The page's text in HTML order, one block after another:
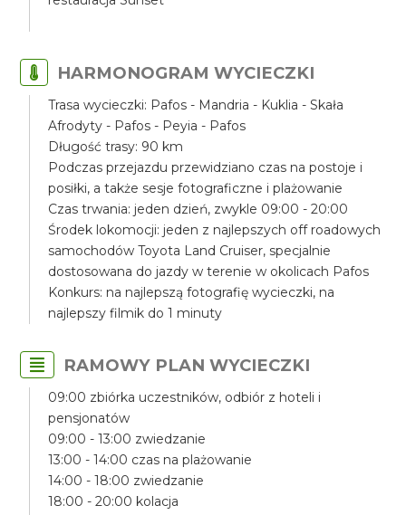
HARMONOGRAM WYCIECZKI
Trasa wycieczki: Pafos - Mandria - Kuklia - Skała
Afrodyty - Pafos - Peyia - Pafos
Długość trasy: 90 km
Podczas przejazdu przewidziano czas na postoje i
posiłki, a także sesje fotograficzne i plażowanie
Czas trwania: jeden dzień, zwykle 09:00 - 20:00
Środek lokomocji: jeden z najlepszych off roadowych
samochodów Toyota Land Cruiser, specjalnie
dostosowana do jazdy w terenie w okolicach Pafos
Konkurs: na najlepszą fotografię wycieczki, na
najlepszy filmik do 1 minuty
RAMOWY PLAN WYCIECZKI
09:00 zbiórka uczestników, odbiór z hoteli i
pensjonatów
09:00 - 13:00 zwiedzanie
13:00 - 14:00 czas na plażowanie
14:00 - 18:00 zwiedzanie
18:00 - 20:00 kolacja